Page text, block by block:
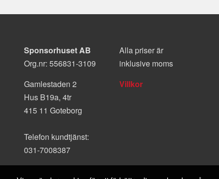
Sponsorhuset AB
Org.nr: 556831-3109
Gamlestaden 2
Hus B19a, 4tr
415 11 Goteborg
Telefon kundtjänst:
031-7008387
Alla priser är
inklusive moms
Villkor